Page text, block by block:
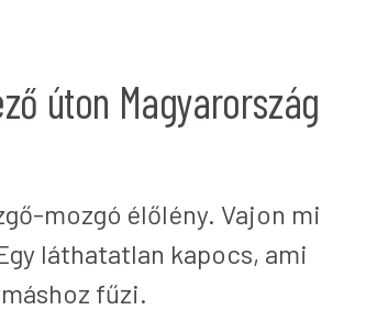
úton Magyarország
mozgó élőlény. Vajon mi
láthatatlan kapocs, ami
fűzi.